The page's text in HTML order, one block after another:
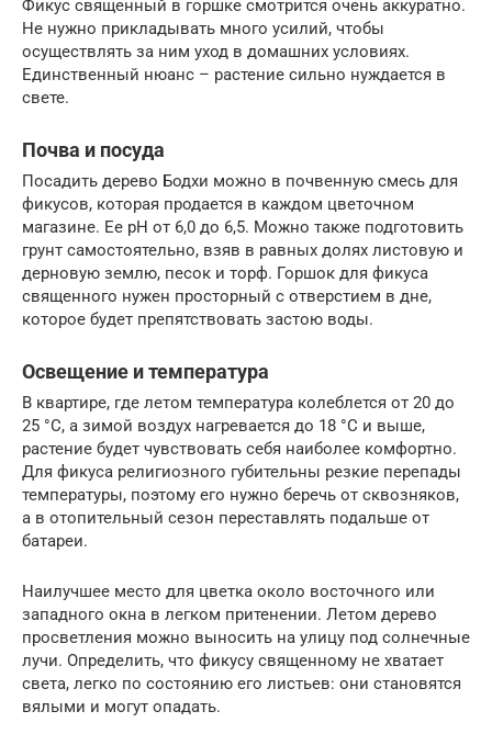
Фикус священный в горшке смотрится очень аккуратно.
Не нужно прикладывать много усилий, чтобы
осуществлять за ним уход в домашних условиях.
Единственный нюанс – растение сильно нуждается в
свете.
Почва и посуда
Посадить дерево Бодхи можно в почвенную смесь для
фикусов, которая продается в каждом цветочном
магазине. Ее pH от 6,0 до 6,5. Можно также подготовить
грунт самостоятельно, взяв в равных долях листовую и
дерновую землю, песок и торф. Горшок для фикуса
священного нужен просторный с отверстием в дне,
которое будет препятствовать застою воды.
Освещение и температура
В квартире, где летом температура колеблется от 20 до
25 °C, а зимой воздух нагревается до 18 °C и выше,
растение будет чувствовать себя наиболее комфортно.
Для фикуса религиозного губительны резкие перепады
температуры, поэтому его нужно беречь от сквозняков,
а в отопительный сезон переставлять подальше от
батареи.
Наилучшее место для цветка около восточного или
западного окна в легком притенении. Летом дерево
просветления можно выносить на улицу под солнечные
лучи. Определить, что фикусу священному не хватает
света, легко по состоянию его листьев: они становятся
вялыми и могут опадать.